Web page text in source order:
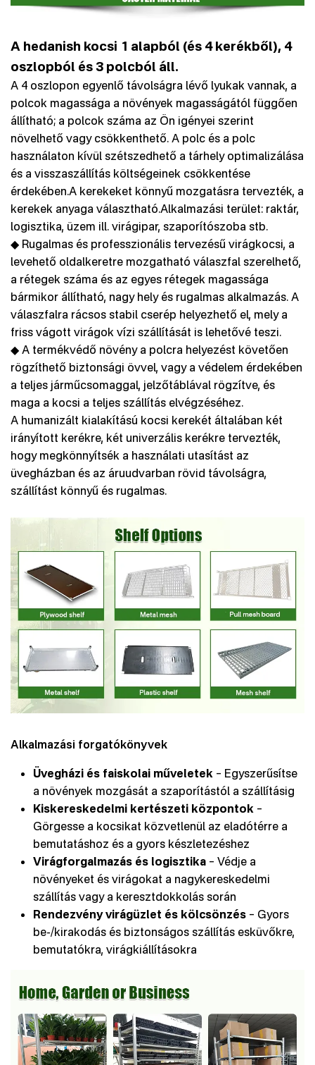
A hedanish kocsi 1 alapból (és 4 kerékből), 4
oszlopból és 3 polcból áll.
A 4 oszlopon egyenlő távolságra lévő lyukak vannak, a
polcok magassága a növények magasságától függően
állítható; a polcok száma az Ön igényei szerint
növelhető vagy csökkenthető. A polc és a polc
használaton kívül szétszedhető a tárhely optimalizálása
és a visszaszállítás költségeinek csökkentése
érdekében.A kerekeket könnyű mozgatásra tervezték, a
kerekek anyaga választható.Alkalmazási terület: raktár,
logisztika, üzem ill. virágipar, szaporítószoba stb.
◆ Rugalmas és professzionális tervezésű virágkocsi, a
levehető oldalkeretre mozgatható válaszfal szerelhető,
a rétegek száma és az egyes rétegek magassága
bármikor állítható, nagy hely és rugalmas alkalmazás. A
válaszfalra rácsos stabil cserép helyezhető el, mely a
friss vágott virágok vízi szállítását is lehetővé teszi.
◆ A termékvédő növény a polcra helyezést követően
rögzíthető biztonsági övvel, vagy a védelem érdekében
a teljes járműcsomaggal, jelzőtáblával rögzítve, és
maga a kocsi a teljes szállítás elvégzéséhez.
A humanizált kialakítású kocsi kerekét általában két
irányított kerékre, két univerzális kerékre tervezték,
hogy megkönnyítsék a használati utasítást az
üvegházban és az áruudvarban rövid távolságra,
szállítást könnyű és rugalmas.
Alkalmazási forgatókönyvek
Üvegházi és faiskolai műveletek – Egyszerűsítse
a növények mozgását a szaporítástól a szállításig
Kiskereskedelmi kertészeti központok –
Görgesse a kocsikat közvetlenül az eladótérre a
bemutatáshoz és a gyors készletezéshez
Virágforgalmazás és logisztika – Védje a
növényeket és virágokat a nagykereskedelmi
szállítás vagy a keresztdokkolás során
Rendezvény virágüzlet és kölcsönzés – Gyors
be-/kirakodás és biztonságos szállítás esküvőkre,
bemutatókra, virágkiállításokra